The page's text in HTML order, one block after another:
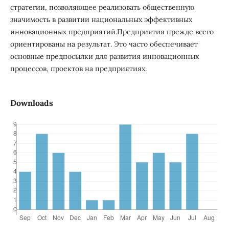
стратегии, позволяющее реализовать общественную
значимость в развитии национальных эффективных
инновационных предприятий.Предприятия прежде всего
ориентированы на результат. Это часто обеспечивает
основные предпосылки для развития инновационных
процессов, проектов на предприятиях.
Downloads